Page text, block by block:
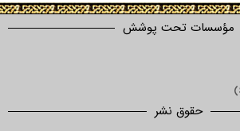
پوشش
نشر